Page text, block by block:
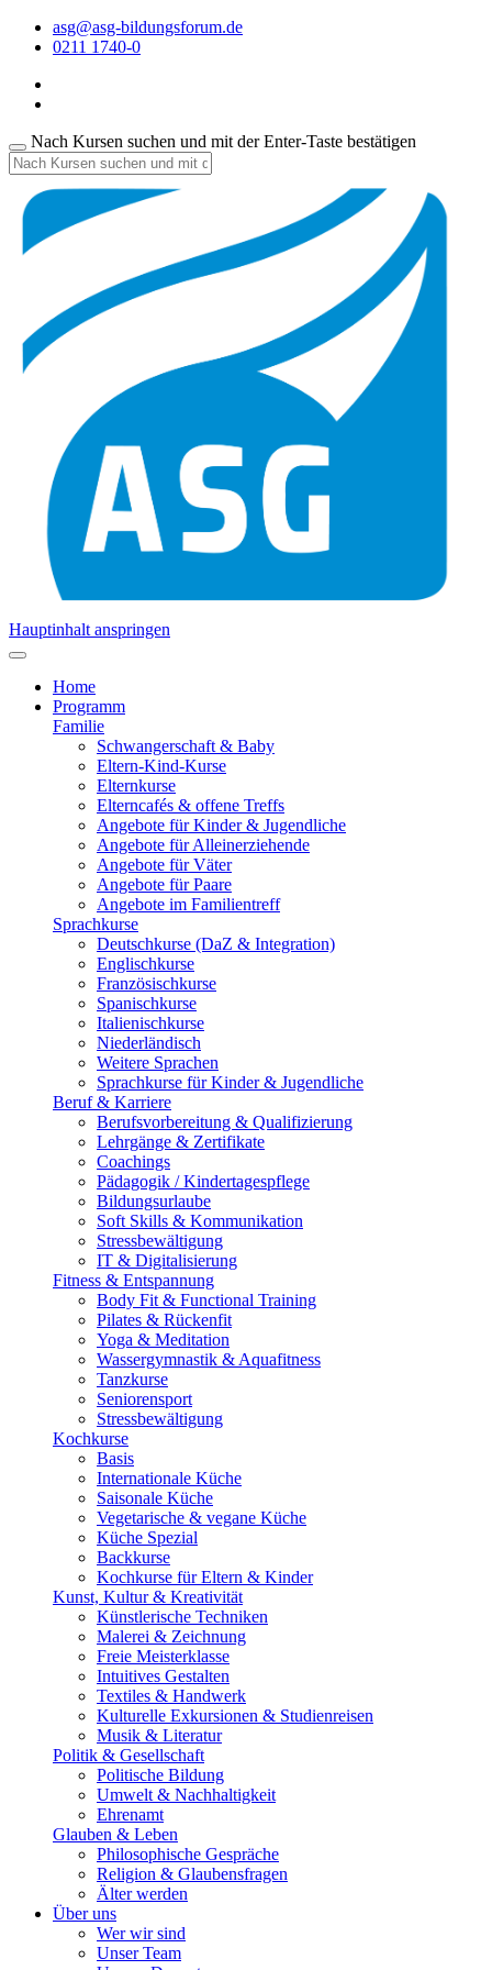
asg@asg-bildungsforum.de
0211 1740-0
Nach Kursen suchen und mit der Enter-Taste bestätigen
Hauptinhalt anspringen
Home
Programm
Familie
Schwangerschaft & Baby
Eltern-Kind-Kurse
Elternkurse
Elterncafés & offene Treffs
Angebote für Kinder & Jugendliche
Angebote für Alleinerziehende
Angebote für Väter
Angebote für Paare
Angebote im Familientreff
Sprachkurse
Deutschkurse (DaZ & Integration)
Englischkurse
Französischkurse
Spanischkurse
Italienischkurse
Niederländisch
Weitere Sprachen
Sprachkurse für Kinder & Jugendliche
Beruf & Karriere
Berufsvorbereitung & Qualifizierung
Lehrgänge & Zertifikate
Coachings
Pädagogik / Kindertagespflege
Bildungsurlaube
Soft Skills & Kommunikation
Stressbewältigung
IT & Digitalisierung
Fitness & Entspannung
Body Fit & Functional Training
Pilates & Rückenfit
Yoga & Meditation
Wassergymnastik & Aquafitness
Tanzkurse
Seniorensport
Stressbewältigung
Kochkurse
Basis
Internationale Küche
Saisonale Küche
Vegetarische & vegane Küche
Küche Spezial
Backkurse
Kochkurse für Eltern & Kinder
Kunst, Kultur & Kreativität
Künstlerische Techniken
Malerei & Zeichnung
Freie Meisterklasse
Intuitives Gestalten
Textiles & Handwerk
Kulturelle Exkursionen & Studienreisen
Musik & Literatur
Politik & Gesellschaft
Politische Bildung
Umwelt & Nachhaltigkeit
Ehrenamt
Glauben & Leben
Philosophische Gespräche
Religion & Glaubensfragen
Älter werden
Über uns
Wer wir sind
Unser Team